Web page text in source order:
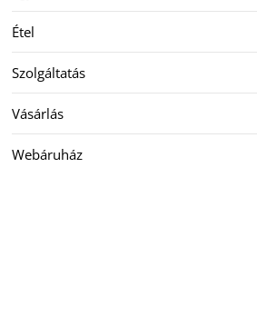
Étel
Szolgáltatás
Vásárlás
Webáruház